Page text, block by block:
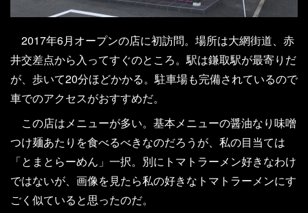
2017年6月オープンの店に初訪問。場所は大網街道、赤
井交差点から入ってすぐのところ。駅は鎌取駅が最寄りだ
が、歩いて20分ほどかかる。駐車場も完備されているので
車でのアクセスがおすすめだ。
この店はメニューが多い。基本メニューの醤油なり味噌
つけ麺あたりを食べるべきなのだろうが、私の目当ては
「とまとらーめん」一択。別にトマトラーメン好きなわけ
ではないが、画像を見たら私の好きなトマトラーメンにす
ごく似ていると思ったのだ。